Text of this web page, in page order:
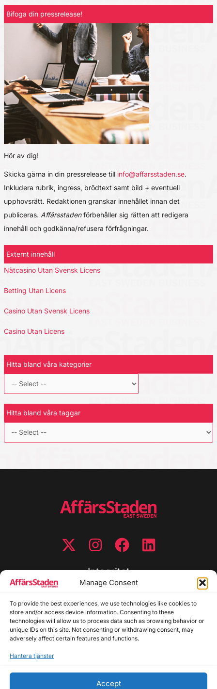
Manage Consent
To provide the best experiences, we use technologies like cookies to
store and/or access device information. Consenting to these
technologies will allow us to process data such as browsing behavior or
unique IDs on this site. Not consenting or withdrawing consent, may
adversely affect certain features and functions.
Hantera tjänster
Accept
Bifoga din pressrelease!
Hör av dig!
Skicka gärna in din pressrelease till info@affarsstaden.se.
Inkludera rubrik, ingress, brödtext samt bild + eventuell
upphovsrätt. Redaktionen granskar innehållet innan det
publiceras. Affärsstadenförbehåller sig rätten att redigera
innehåll och godkänna/refusera förfrågningar.
Externt innehåll
Nätcasino Utan Svensk Licens
Betting Utan Licens
Casino Utan Svensk Licens
Casino Utan Licens
Hitta bland våra kategorier
Hitta bland våra taggar
Integritet
Cookiepolicy
Disclaimer
Redaktionell policy
Utgivarinformation